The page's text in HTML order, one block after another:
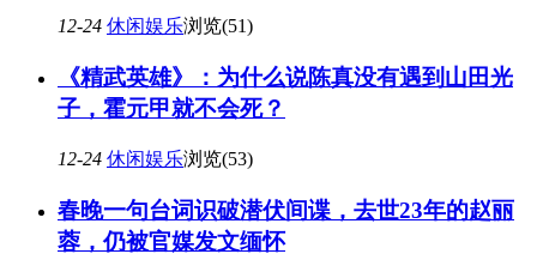
12-24 休闲娱乐浏览(51)
《精武英雄》：为什么说陈真没有遇到山田光
子，霍元甲就不会死？
12-24 休闲娱乐浏览(53)
春晚一句台词识破潜伏间谍，去世23年的赵丽
蓉，仍被官媒发文缅怀